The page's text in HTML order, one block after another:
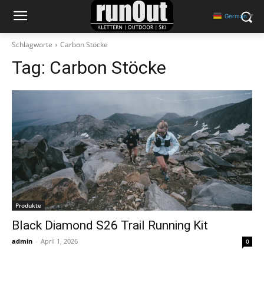
Schlagworte Carbon Stöcke
Tag: Carbon Stöcke
Produkte
Black Diamond S26 Trail Running Kit
admin - April 1, 2026 0
German ▼